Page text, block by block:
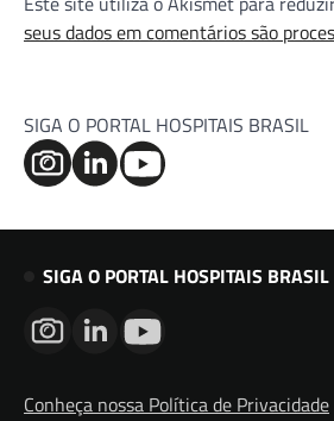
seus dados em comentários são
SIGA O PORTAL HOSPITAIS BRASIL
SIGA O PORTAL HOSPITAIS BRASIL
Conheça nossa Política de Privacidade